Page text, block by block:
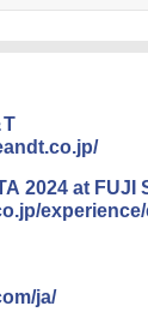
T
2024 at FUJI
ja/